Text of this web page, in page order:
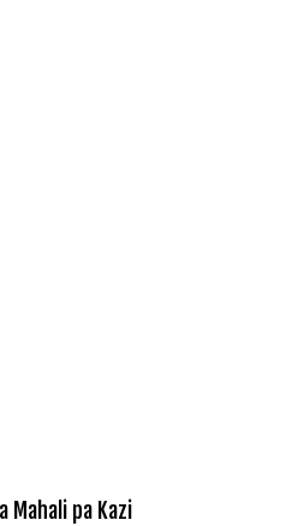
Mahali pa Kazi